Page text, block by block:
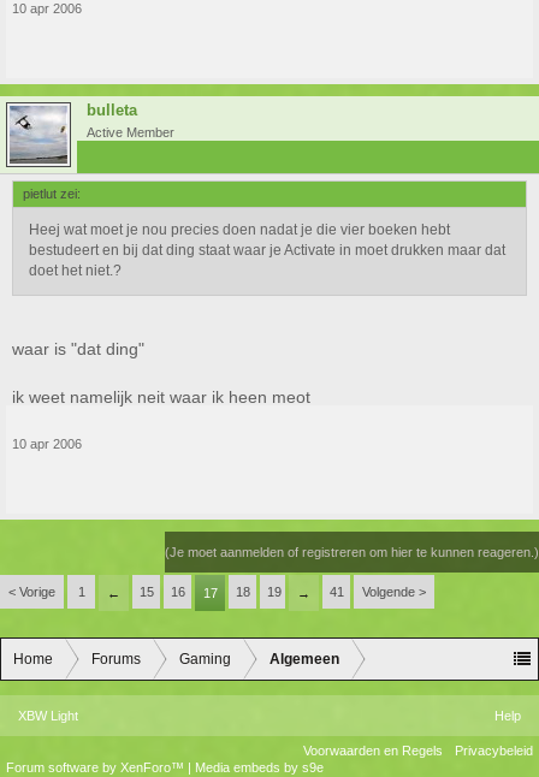
10 apr 2006
bulleta
Active Member
pietlut zei:
Heej wat moet je nou precies doen nadat je die vier boeken hebt
bestudeert en bij dat ding staat waar je Activate in moet drukken maar dat
doet het niet.?
waar is "dat ding"
ik weet namelijk neit waar ik heen meot
10 apr 2006
(Je moet aanmelden of registreren om hier te kunnen reageren.)
< Vorige 1 ← 15 16 17 18 19 → 41 Volgende >
Home Forums Gaming Algemeen
XBW Light Help
Voorwaarden en Regels
Privacybeleid
Forum software by XenForo™ | Media embeds by s9e